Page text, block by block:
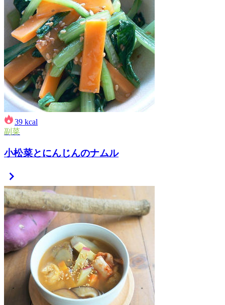
39 kcal
副菜
小松菜とにんじんのナムル